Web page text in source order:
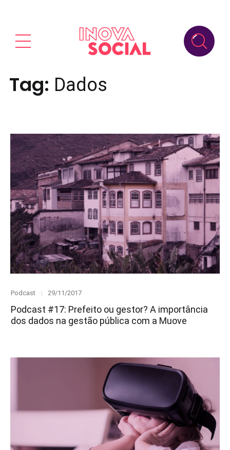
Tag: Dados
Category
Podcast
Posted
29/11/2017
Podcast #17: Prefeito ou gestor? A importância
dos dados na gestão pública com a Muove